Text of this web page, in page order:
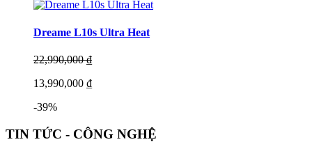
Dreame L10s Ultra Heat
22,990,000 ₫
13,990,000 ₫
-39%
TIN TỨC - CÔNG NGHỆ